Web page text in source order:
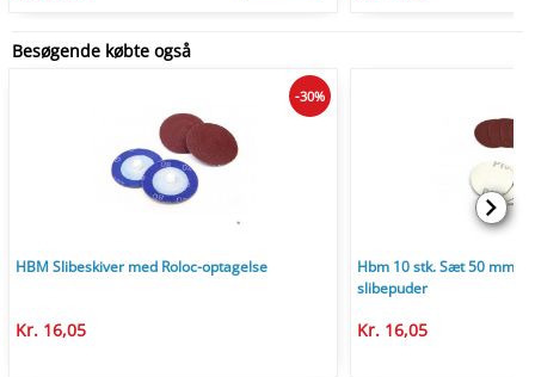
Besøgende købte også
HBM Slibeskiver med Roloc-optagelse
Kr. 16,05
-30%
Hbm 10 stk. Sæt 50 mm.
slibepuder
Kr. 16,05